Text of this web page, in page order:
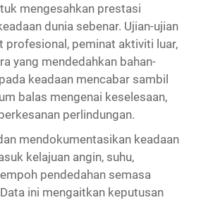
mengesahkan prestasi
dunia sebenar. Ujian-ujian
profesional, peminat aktiviti luar,
yang mendedahkan bahan-
keadaan mencabar sambil
balas mengenai keselesaan,
perlindungan.
mendokumentasikan keadaan
kelajuan angin, suhu,
pendedahan semasa
ini mengaitkan keputusan